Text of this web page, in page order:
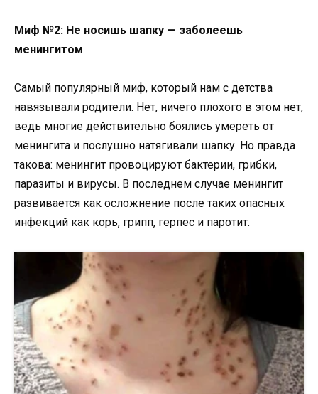
Миф №2: Не носишь шапку — заболеешь
менингитом
Самый популярный миф, который нам с детства
навязывали родители. Нет, ничего плохого в этом нет,
ведь многие действительно боялись умереть от
менингита и послушно натягивали шапку. Но правда
такова: менингит провоцируют бактерии, грибки,
паразиты и вирусы. В последнем случае менингит
развивается как осложнение после таких опасных
инфекций как корь, грипп, герпес и паротит.